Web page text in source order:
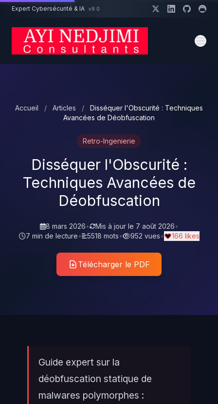
Aller au contenu principal
Expert Cybersécurité & IA v9.0
Accueil / Articles /
Disséquer l'Obscurité : Techniques
Avancées de Déobfuscation
Retro-Ingenierie
Disséquer l'Obscurité :
Techniques Avancées de
Déobfuscation
8 mars 2026• Mis à jour le 7 août 2026•
7 min de lecture• 5518 mots• 952 vues• 166 likes
Télécharger le PDF
Guide expert sur la
déobfuscation statique de
malwares polymorphes :
Un projet cybersécurité ?